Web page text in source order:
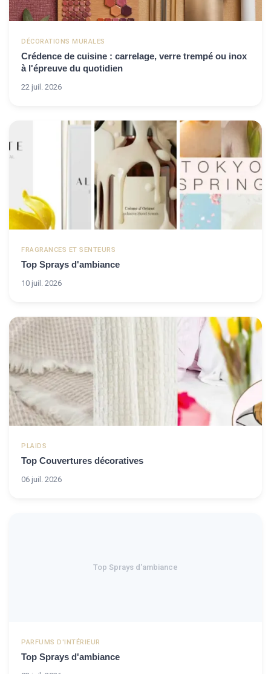
DÉCORATIONS MURALES
Crédence de cuisine : carrelage, verre trempé ou inox
à l'épreuve du quotidien
22 juil. 2026
FRAGRANCES ET SENTEURS
Top Sprays d'ambiance
10 juil. 2026
PLAIDS
Top Couvertures décoratives
06 juil. 2026
Top Sprays d'ambiance
PARFUMS D'INTÉRIEUR
Top Sprays d'ambiance